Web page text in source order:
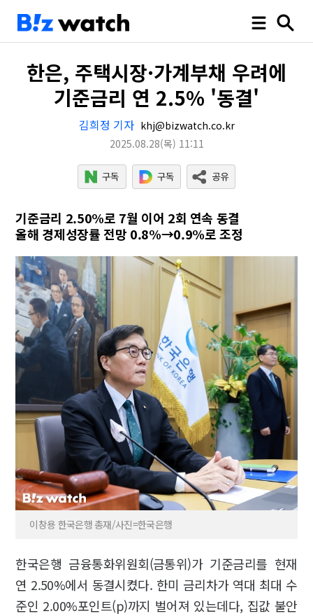
한은, 주택시장·가계부채 우려에
기준금리 연 2.5% '동결'
김희정 기자 khj@bizwatch.co.kr
2025.08.28(목) 11:11
기준금리 2.50%로 7월 이어 2회 연속 동결
올해 경제성장률 전망 0.8%→0.9%로 조정
이창용 한국은행 총재/사진=한국은행
한국은행 금융통화위원회(금통위)가 기준금리를 현재
연 2.50%에서 동결시켰다. 한미 금리차가 역대 최대 수
준인 2.00%포인트(p)까지 벌어져 있는데다, 집값 불안